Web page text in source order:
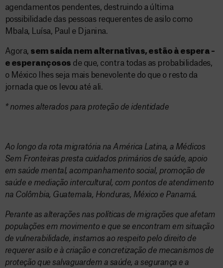
agendamentos pendentes, destruindo a última
possibilidade das pessoas requerentes de asilo como
Mbala, Luísa, Paul e Djanina.
Agora, sem saída nem alternativas, estão à espera –
e esperançosos de que, contra todas as probabilidades,
o México lhes seja mais benevolente do que o resto da
jornada que os levou até ali.
* nomes alterados para proteção de identidade
Ao longo da rota migratória na América Latina, a Médicos
Sem Fronteiras presta cuidados primários de saúde, apoio
em saúde mental, acompanhamento social, promoção de
saúde e mediação intercultural, com pontos de atendimento
na Colômbia, Guatemala, Honduras, México e Panamá.
Perante as alterações nas políticas de migrações que afetam
populações em movimento e que se encontram em situação
de vulnerabilidade, instamos ao respeito pelo direito de
requerer asilo e à criação e concretização de mecanismos de
proteção que salvaguardem a saúde, a segurança e a